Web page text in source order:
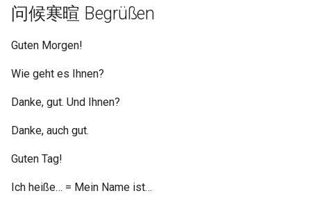
问候寒暄 Begrüßen
Guten Morgen!
Wie geht es Ihnen?
Danke, gut. Und Ihnen?
Danke, auch gut.
Guten Tag!
Ich heiße… = Mein Name ist…